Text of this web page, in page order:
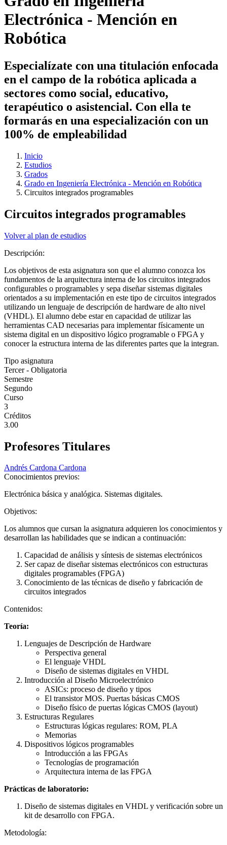
Electrónica - Mención en
Robótica
Especialízate con una titulación enfocada
en el campo de la robótica aplicada a
sectores como social, educativo,
terapéutico o asistencial. Con ella te
formarás en una especialización con un
100% de empleabilidad
Inicio
Estudios
Grados
Grado en Ingeniería Electrónica - Mención en Robótica
Circuitos integrados programables
Circuitos integrados programables
Volver al plan de estudios
Descripción:
Los objetivos de esta asignatura son que el alumno conozca los
fundamentos de la arquitectura interna de los circuitos integrados
configurables o programables y sepa diseñar sistemas digitales
orientados a su implementación en este tipo de circuitos integrados
utilizando un lenguaje de descripción de hardware de alto nivel
(VHDL). El alumno debe estar en capacidad de utilizar las
herramientas CAD necesarias para implementar físicamente un
sistema digital en un dispositivo lógico programable o FPGA y
conocer la estructura interna de las diferentes partes que la integran.
Tipo asignatura
Tercer - Obligatoria
Semestre
Segundo
Curso
3
Créditos
3.00
Profesores Titulares
Andrés Cardona Cardona
Conocimientos previos:
Electrónica básica y analógica. Sistemas digitales.
Objetivos:
Los alumnos que cursan la asignatura adquieren los conocimientos y
desarrollan las habilidades que se indican a continuación:
Capacidad de análisis y síntesis de sistemas electrónicos
Ser capaz de diseñar sistemas electrónicos con estructuras
digitales programables (FPGA)
Conocimiento de las técnicas de diseño y fabricación de
circuitos integrados
Contenidos:
Teoría:
Lenguajes de Descripción de Hardware
Perspectiva general
El lenguaje VHDL
Diseño de sistemas digitales en VHDL
Introducción al Diseño Microelectrónico
ASICs: proceso de diseño y tipos
El transistor MOS. Puertas básicas CMOS
Diseño físico de puertas lógicas CMOS (layout)
Estructuras Regulares
Estructuras lógicas regulares: ROM, PLA
Memorias
Dispositivos lógicos programables
Introducción a las FPGAs
Tecnologías de programación
Arquitectura interna de las FPGA
Prácticas de laboratorio:
Diseño de sistemas digitales en VHDL y verificación sobre un
kit de desarrollo con FPGA.
Metodología: